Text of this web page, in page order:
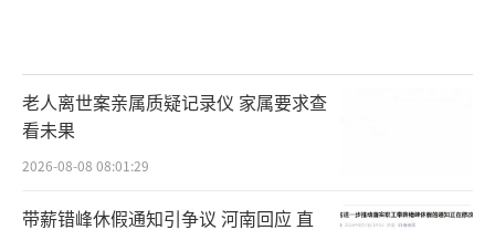
老人离世案亲属质疑记录仪 家属要求查
看未果
2026-08-08 08:01:29
带薪错峰休假通知引争议 河南回应 直